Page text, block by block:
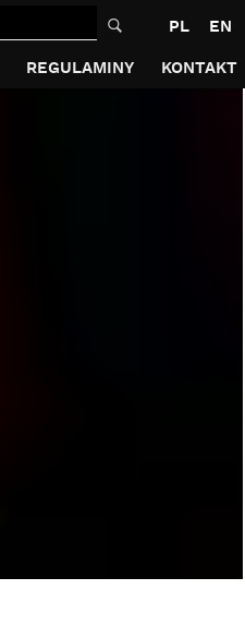
PL
EN
REGULAMINY KONTAKT